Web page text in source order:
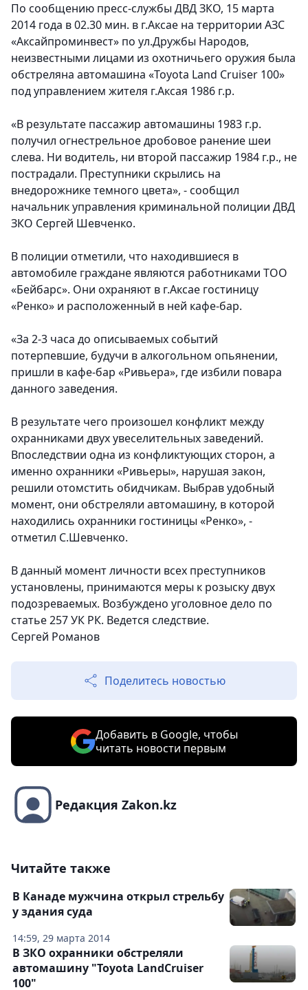
По сообщению пресс-службы ДВД ЗКО, 15 марта
2014 года в 02.30 мин. в г.Аксае на территории АЗС
«Аксайпроминвест» по ул.Дружбы Народов,
неизвестными лицами из охотничьего оружия была
обстреляна автомашина «Toyota Land Cruiser 100»
под управлением жителя г.Аксая 1986 г.р.
«В результате пассажир автомашины 1983 г.р.
получил огнестрельное дробовое ранение шеи
слева. Ни водитель, ни второй пассажир 1984 г.р., не
пострадали. Преступники скрылись на
внедорожнике темного цвета», - сообщил
начальник управления криминальной полиции ДВД
ЗКО Сергей Шевченко.
В полиции отметили, что находившиеся в
автомобиле граждане являются работниками ТОО
«Бейбарс». Они охраняют в г.Аксае гостиницу
«Ренко» и расположенный в ней кафе-бар.
«За 2-3 часа до описываемых событий
потерпевшие, будучи в алкогольном опьянении,
пришли в кафе-бар «Ривьера», где избили повара
данного заведения.
В результате чего произошел конфликт между
охранниками двух увеселительных заведений.
Впоследствии одна из конфликтующих сторон, а
именно охранники «Ривьеры», нарушая закон,
решили отомстить обидчикам. Выбрав удобный
момент, они обстреляли автомашину, в которой
находились охранники гостиницы «Ренко», -
отметил С.Шевченко.
В данный момент личности всех преступников
установлены, принимаются меры к розыску двух
подозреваемых. Возбуждено уголовное дело по
статье 257 УК РК. Ведется следствие.
Сергей Романов
Поделитесь новостью
Добавить в Google, чтобы
читать новости первым
Редакция Zakon.kz
Читайте также
14:59, 29 марта 2014
В Канаде мужчина открыл стрельбу
у здания суда
В ЗКО охранники обстреляли
автомашину "Toyota LandCruiser
100"